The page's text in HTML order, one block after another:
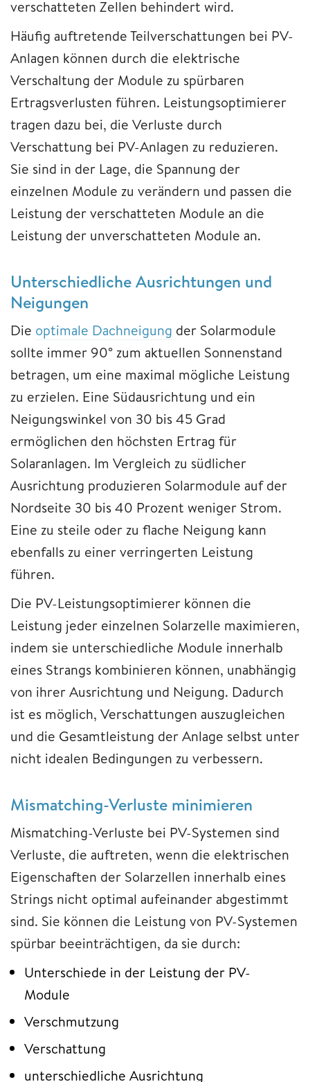
verschatteten Zellen behindert wird.
Häufig auftretende Teilverschattungen bei PV-
Anlagen können durch die elektrische
Verschaltung der Module zu spürbaren
Ertragsverlusten führen. Leistungsoptimierer
tragen dazu bei, die Verluste durch
Verschattung bei PV-Anlagen zu reduzieren.
Sie sind in der Lage, die Spannung der
einzelnen Module zu verändern und passen die
Leistung der verschatteten Module an die
Leistung der unverschatteten Module an.
Unterschiedliche Ausrichtungen und
Neigungen
Die optimale Dachneigung der Solarmodule
sollte immer 90° zum aktuellen Sonnenstand
betragen, um eine maximal mögliche Leistung
zu erzielen. Eine Südausrichtung und ein
Neigungswinkel von 30 bis 45 Grad
ermöglichen den höchsten Ertrag für
Solaranlagen. Im Vergleich zu südlicher
Ausrichtung produzieren Solarmodule auf der
Nordseite 30 bis 40 Prozent weniger Strom.
Eine zu steile oder zu flache Neigung kann
ebenfalls zu einer verringerten Leistung
führen.
Die PV-Leistungsoptimierer können die
Leistung jeder einzelnen Solarzelle maximieren,
indem sie unterschiedliche Module innerhalb
eines Strangs kombinieren können, unabhängig
von ihrer Ausrichtung und Neigung. Dadurch
ist es möglich, Verschattungen auszugleichen
und die Gesamtleistung der Anlage selbst unter
nicht idealen Bedingungen zu verbessern.
Mismatching-Verluste minimieren
Mismatching-Verluste bei PV-Systemen sind
Verluste, die auftreten, wenn die elektrischen
Eigenschaften der Solarzellen innerhalb eines
Strings nicht optimal aufeinander abgestimmt
sind. Sie können die Leistung von PV-Systemen
spürbar beeinträchtigen, da sie durch:
Unterschiede in der Leistung der PV-
Module
Verschmutzung
Verschattung
unterschiedliche Ausrichtung